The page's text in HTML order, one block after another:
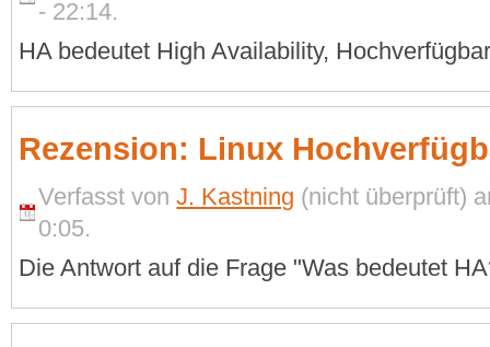
- 22:14.
HA bedeutet High Availability,
Rezension: Linux
Verfasst vonJ. Kastning (nicht überprüft)
0:05.
Die Antwort auf die Frage "Was bedeutet